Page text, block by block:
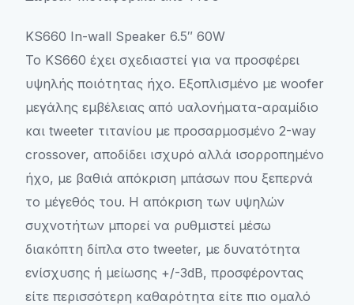
KS660 In-wall Speaker 6.5″ 60W
Το KS660 έχει σχεδιαστεί για να προσφέρει
υψηλής ποιότητας ήχο. Εξοπλισμένο με woofer
μεγάλης εμβέλειας από υαλονήματα-αραμίδιο
και tweeter τιτανίου με προσαρμοσμένο 2-way
crossover, αποδίδει ισχυρό αλλά ισορροπημένο
ήχο, με βαθιά απόκριση μπάσων που ξεπερνά
το μέγεθός του. Η απόκριση των υψηλών
συχνοτήτων μπορεί να ρυθμιστεί μέσω
διακόπτη δίπλα στο tweeter, με δυνατότητα
ενίσχυσης ή μείωσης +/-3dB, προσφέροντας
είτε περισσότερη καθαρότητα είτε πιο ομαλό